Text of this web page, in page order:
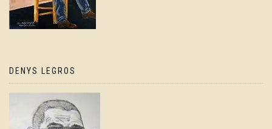
DENYS LEGROS